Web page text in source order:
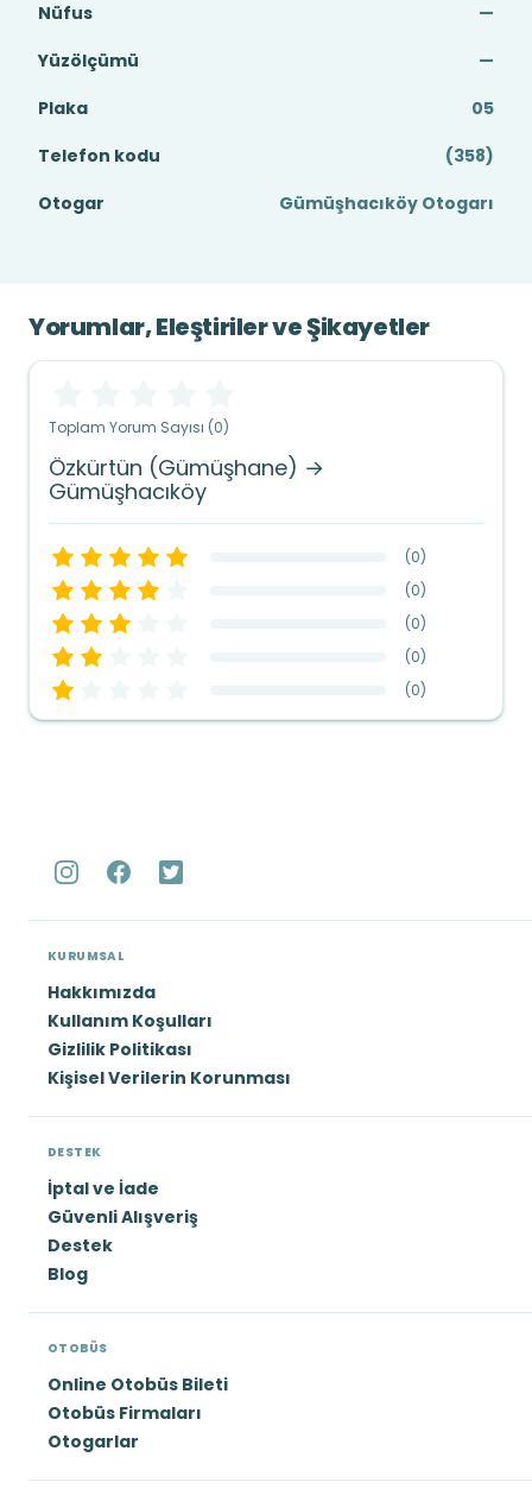
Nüfus
—
Yüzölçümü
—
Plaka
05
Telefon kodu
(358)
Otogar
Gümüşhacıköy Otogarı
Yorumlar, Eleştiriler ve Şikayetler
Toplam Yorum Sayısı (0)
Özkürtün (Gümüşhane) →
Gümüşhacıköy
(0)
(0)
(0)
(0)
(0)
KURUMSAL
Hakkımızda
Kullanım Koşulları
Gizlilik Politikası
Kişisel Verilerin Korunması
DESTEK
İptal ve İade
Güvenli Alışveriş
Destek
Blog
OTOBÜS
Online Otobüs Bileti
Otobüs Firmaları
Otogarlar